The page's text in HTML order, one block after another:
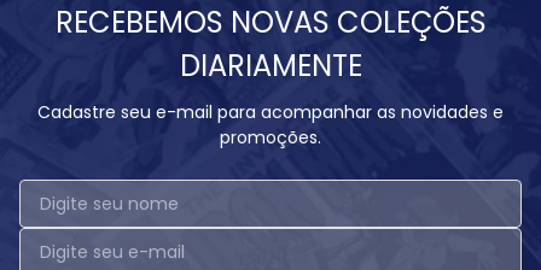
RECEBEMOS NOVAS COLEÇÕES
DIARIAMENTE
Cadastre seu e-mail para acompanhar as novidades e
promoções.